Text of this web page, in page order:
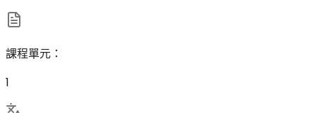
課程單元 ：
1